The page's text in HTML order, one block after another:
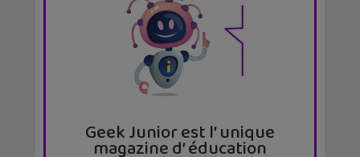
Geek Junior est l’ unique
magazine d’ éducation